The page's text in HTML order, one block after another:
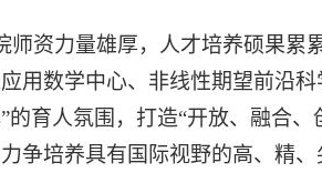
师资力量雄厚，人才培养硕果累
用数学中心、非线性期望前沿
的育人氛围，打造“开放、融合
争培养具有国际视野的高、精、